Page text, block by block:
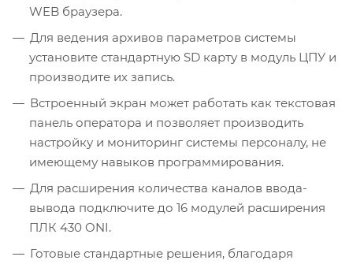
WEB браузера.
Для ведения архивов параметров системы
установите стандартную SD карту в модуль ЦПУ и
производите их запись.
Встроенный экран может работать как текстовая
панель оператора и позволяет производить
настройку и мониторинг системы персоналу, не
имеющему навыков программирования.
Для расширения количества каналов ввода-
вывода подключите до 16 модулей расширения
ПЛК 430 ONI.
Готовые стандартные решения, благодаря